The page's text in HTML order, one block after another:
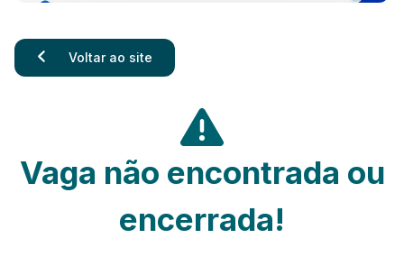
Voltar ao site
Vaga não encontrada ou
encerrada!